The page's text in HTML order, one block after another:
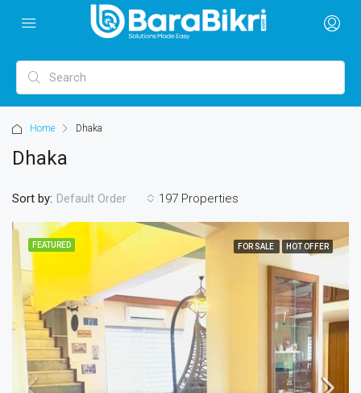
Home Dhaka
Dhaka
197 Properties
Sort by: Default Order
FEATURED FOR SALE HOT OFFER